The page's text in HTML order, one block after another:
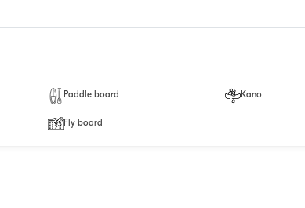
Paddle board Kano
Fly board